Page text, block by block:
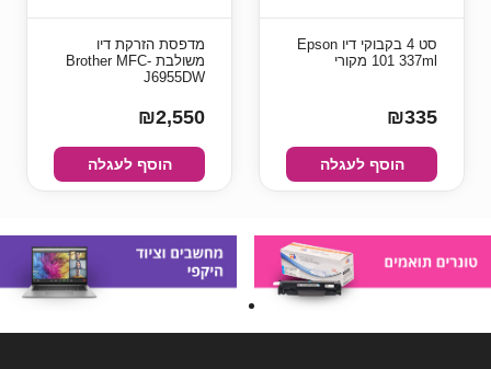
סט 4 בקבוקי דיו Epson
101 337ml מקורי
₪335
הוסף לעגלה
מדפסת ‏הזרקת דיו
‏משולבת Brother MFC-
J6955DW
₪2,550
הוסף לעגלה